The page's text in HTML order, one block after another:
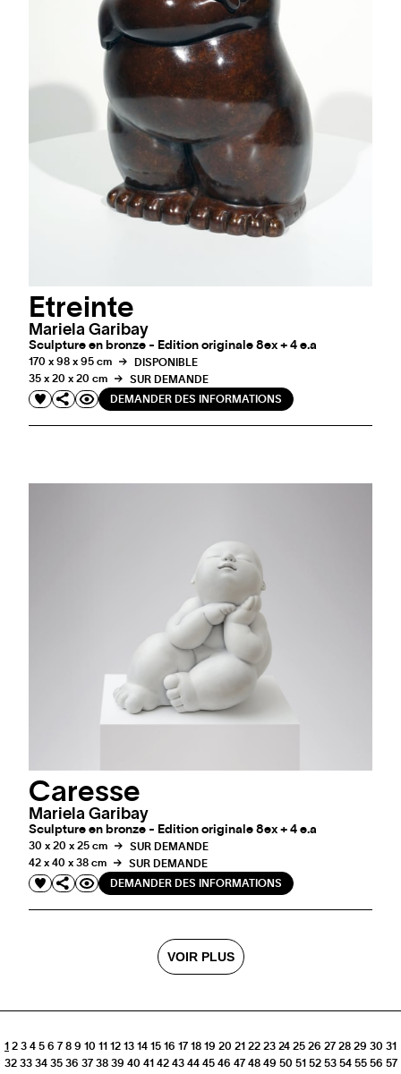
Etreinte
Mariela Garibay
Sculpture en bronze - Edition originale 8ex + 4 e.a
170 x 98 x 95 cm
DISPONIBLE
35 x 20 x 20 cm
SUR DEMANDE
DEMANDER DES INFORMATIONS
Caresse
Mariela Garibay
Sculpture en bronze - Edition originale 8ex + 4 e.a
30 x 20 x 25 cm
SUR DEMANDE
42 x 40 x 38 cm
SUR DEMANDE
DEMANDER DES INFORMATIONS
VOIR PLUS
1 2 3 4 5 6 7 8 9 10 11 12 13 14 15 16 17 18 19 20 21 22 23 24 25 26 27 28 29 30 31
32 33 34 35 36 37 38 39 40 41 42 43 44 45 46 47 48 49 50 51 52 53 54 55 56 57